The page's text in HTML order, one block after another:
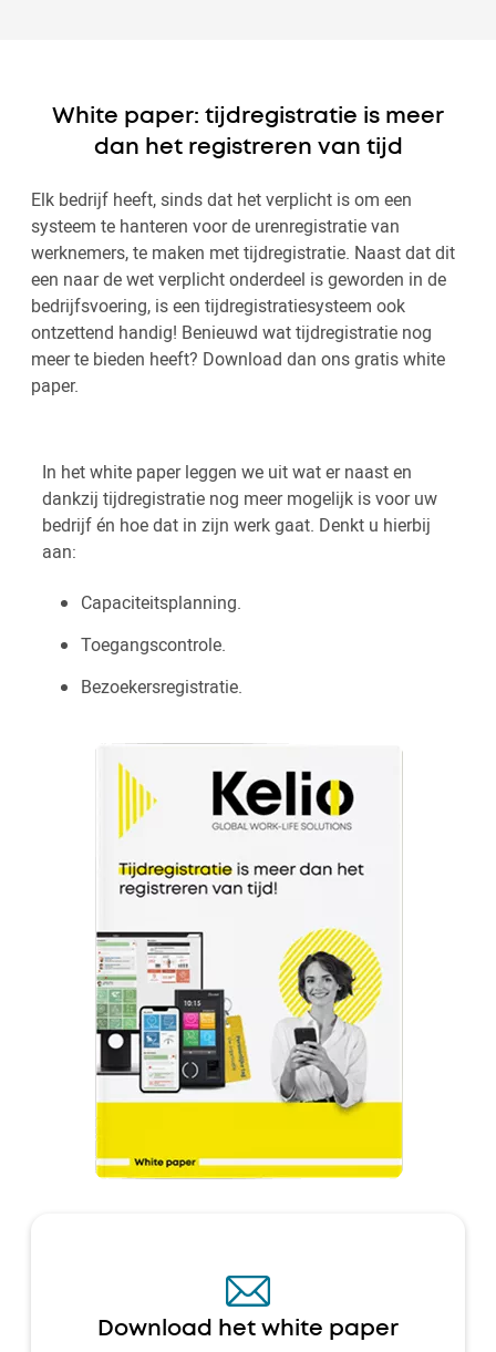
White paper: tijdregistratie is meer
dan het registreren van tijd
Elk bedrijf heeft, sinds dat het verplicht is om een
systeem te hanteren voor de urenregistratie van
werknemers, te maken met tijdregistratie. Naast dat dit
een naar de wet verplicht onderdeel is geworden in de
bedrijfsvoering, is een tijdregistratiesysteem ook
ontzettend handig! Benieuwd wat tijdregistratie nog
meer te bieden heeft? Download dan ons gratis white
paper.
In het white paper leggen we uit wat er naast en
dankzij tijdregistratie nog meer mogelijk is voor uw
bedrijf én hoe dat in zijn werk gaat. Denkt u hierbij
aan:
Capaciteitsplanning.
Toegangscontrole.
Bezoekersregistratie.
Download het white paper